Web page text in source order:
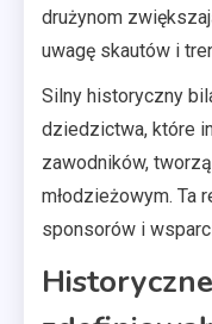
drużynom
uwagę skautów i
Silny historyczny
dziedzictwa, które
zawodników,
młodzieżowym. Ta
sponsorów i